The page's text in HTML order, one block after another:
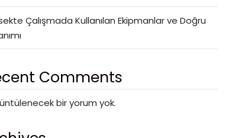
Çalışmada Kullanılan Ekipmanlar ve Doğru
Comments
bir yorum yok.